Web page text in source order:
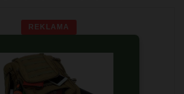
REKLAMA